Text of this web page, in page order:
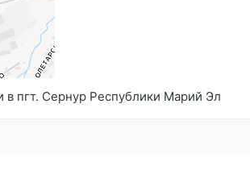
пгт. Сернур Республики Марий Эл